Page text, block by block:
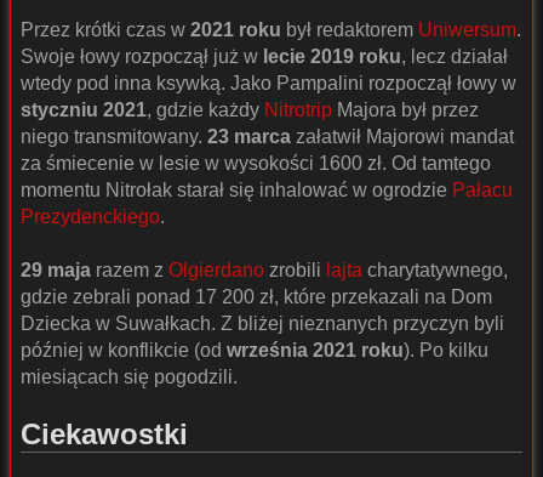
Przez krótki czas w 2021 roku był redaktorem Uniwersum.
Swoje łowy rozpoczął już w lecie 2019 roku, lecz działał
wtedy pod inna ksywką. Jako Pampalini rozpoczął łowy w
styczniu 2021, gdzie każdy Nitrotrip Majora był przez
niego transmitowany. 23 marca załatwił Majorowi mandat
za śmiecenie w lesie w wysokości 1600 zł. Od tamtego
momentu Nitrołak starał się inhalować w ogrodzie Pałacu
Prezydenckiego.
29 maja razem z Olgierdano zrobili lajta charytatywnego,
gdzie zebrali ponad 17 200 zł, które przekazali na Dom
Dziecka w Suwałkach. Z bliżej nieznanych przyczyn byli
później w konflikcie (od września 2021 roku). Po kilku
miesiącach się pogodzili.
Ciekawostki